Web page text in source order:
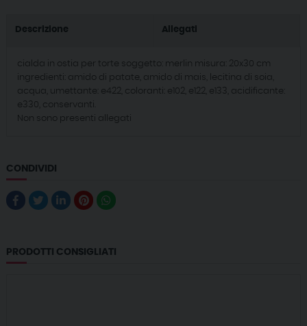
Descrizione Allegati
cialda in ostia per torte soggetto: merlin misura: 20x30 cm
ingredienti: amido di patate, amido di mais, lecitina di soia,
acqua, umettante: e422, coloranti: e102, e122, e133, acidificante:
e330, conservanti.
Non sono presenti allegati
CONDIVIDI
PRODOTTI CONSIGLIATI